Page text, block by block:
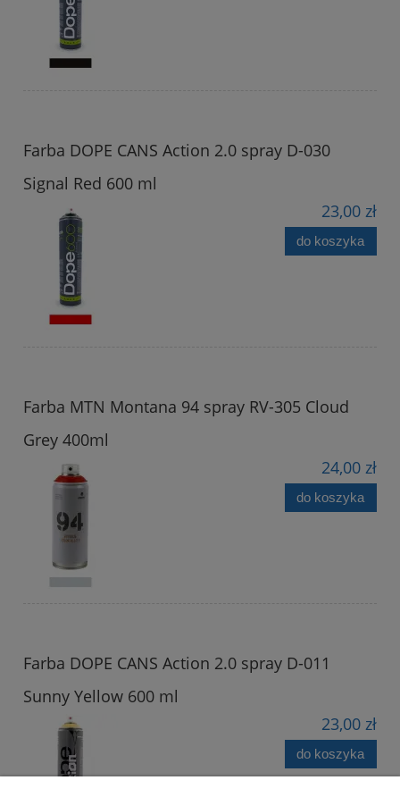
Farba DOPE CANS Action 2.0 spray D-030
Signal Red 600 ml
23,00 zł
do koszyka
Farba MTN Montana 94 spray RV-305 Cloud
Grey 400ml
24,00 zł
do koszyka
Farba DOPE CANS Action 2.0 spray D-011
Sunny Yellow 600 ml
23,00 zł
do koszyka